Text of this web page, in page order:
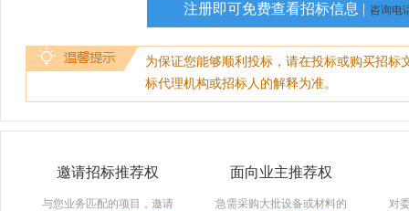
注册即可免费查看招标信息 | 咨询电
为保证您能够顺利投标，请在投标或购买招
标代理机构或招标人的解释为准。
邀请招标推荐权
与您业务匹配的项目，邀请
面向业主推荐权
急需采购大批设备或材料的
对